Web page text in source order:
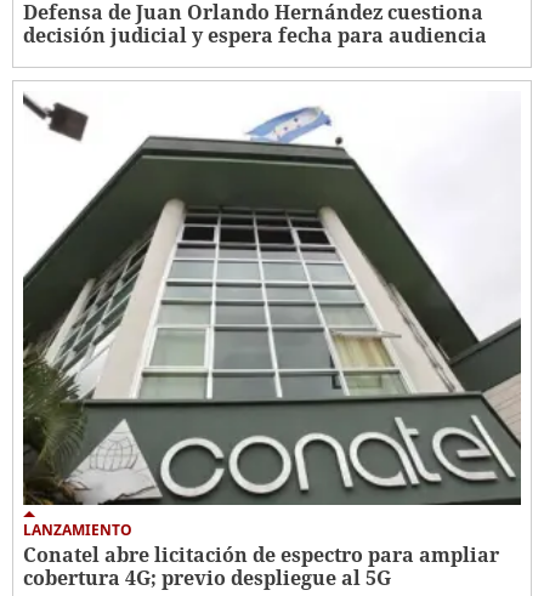
Defensa de Juan Orlando Hernández cuestiona
decisión judicial y espera fecha para audiencia
LANZAMIENTO
Conatel abre licitación de espectro para ampliar
cobertura 4G; previo despliegue al 5G